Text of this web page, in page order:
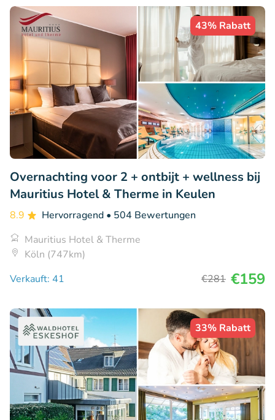
43% Rabatt
Overnachting voor 2 + ontbijt + wellness bij
Mauritius Hotel & Therme in Keulen
8.9 Hervorragend • 504 Bewertungen
Mauritius Hotel & Therme
Köln (747km)
Verkauft: 41
€281 €159
33% Rabatt